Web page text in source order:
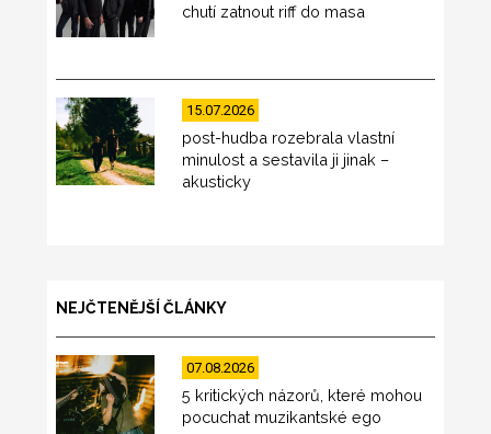
chutí zatnout riff do masa
15.07.2026
post-hudba rozebrala vlastní
minulost a sestavila ji jinak –
akusticky
NEJČTENĚJŠÍ ČLÁNKY
07.08.2026
5 kritických názorů, které mohou
pocuchat muzikantské ego